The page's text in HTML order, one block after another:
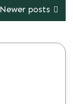
Newer posts